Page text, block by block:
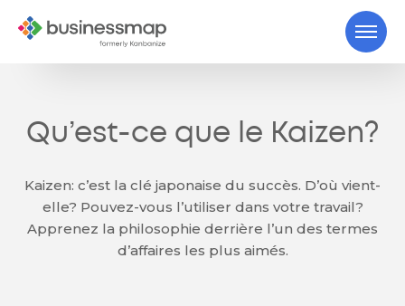
Qu’est-ce que le Kaizen?
Kaizen: c’est la clé japonaise du succès. D’où vient-
elle? Pouvez-vous l’utiliser dans votre travail?
Apprenez la philosophie derrière l’un des termes
d’affaires les plus aimés.